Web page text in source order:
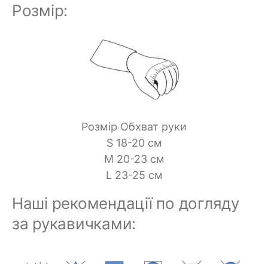
Розмір:
Розмір Обхват руки
S 18-20 см
M 20-23 см
L 23-25 см
Наші рекомендації по догляду
за рукавичками: